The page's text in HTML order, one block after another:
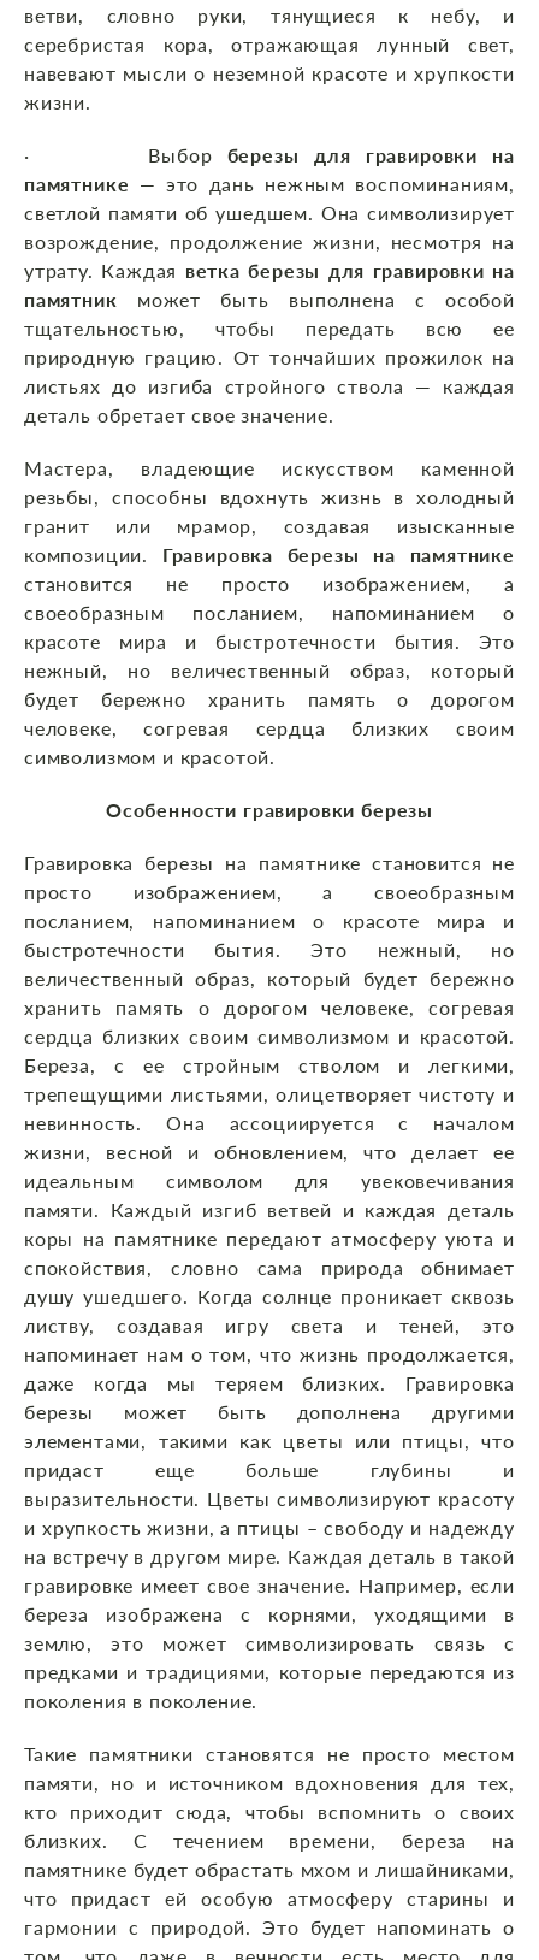
ветви, словно руки, тянущиеся к небу, и
серебристая кора, отражающая лунный свет,
навевают мысли о неземной красоте и хрупкости
жизни.
· Выбор березы для гравировки на
памятнике — это дань нежным воспоминаниям,
светлой памяти об ушедшем. Она символизирует
возрождение, продолжение жизни, несмотря на
утрату. Каждая ветка березы для гравировки на
памятник может быть выполнена с особой
тщательностью, чтобы передать всю ее
природную грацию. От тончайших прожилок на
листьях до изгиба стройного ствола — каждая
деталь обретает свое значение.
Мастера, владеющие искусством каменной
резьбы, способны вдохнуть жизнь в холодный
гранит или мрамор, создавая изысканные
композиции. Гравировка березы на памятнике
становится не просто изображением, а
своеобразным посланием, напоминанием о
красоте мира и быстротечности бытия. Это
нежный, но величественный образ, который
будет бережно хранить память о дорогом
человеке, согревая сердца близких своим
символизмом и красотой.
Особенности гравировки березы
Гравировка березы на памятнике становится не
просто изображением, а своеобразным
посланием, напоминанием о красоте мира и
быстротечности бытия. Это нежный, но
величественный образ, который будет бережно
хранить память о дорогом человеке, согревая
сердца близких своим символизмом и красотой.
Береза, с ее стройным стволом и легкими,
трепещущими листьями, олицетворяет чистоту и
невинность. Она ассоциируется с началом
жизни, весной и обновлением, что делает ее
идеальным символом для увековечивания
памяти. Каждый изгиб ветвей и каждая деталь
коры на памятнике передают атмосферу уюта и
спокойствия, словно сама природа обнимает
душу ушедшего. Когда солнце проникает сквозь
листву, создавая игру света и теней, это
напоминает нам о том, что жизнь продолжается,
даже когда мы теряем близких. Гравировка
березы может быть дополнена другими
элементами, такими как цветы или птицы, что
придаст еще больше глубины и
выразительности. Цветы символизируют красоту
и хрупкость жизни, а птицы – свободу и надежду
на встречу в другом мире. Каждая деталь в такой
гравировке имеет свое значение. Например, если
береза изображена с корнями, уходящими в
землю, это может символизировать связь с
предками и традициями, которые передаются из
поколения в поколение.
Такие памятники становятся не просто местом
памяти, но и источником вдохновения для тех,
кто приходит сюда, чтобы вспомнить о своих
близких. С течением времени, береза на
памятнике будет обрастать мхом и лишайниками,
что придаст ей особую атмосферу старины и
гармонии с природой. Это будет напоминать о